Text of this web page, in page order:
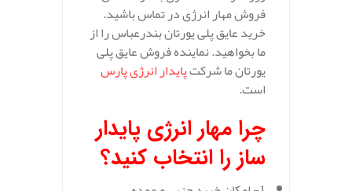
فروش مهار انرژی در تماس باشید.
خرید عایق پلی یورتان بندرعباس را از
ما بخواهید. نماینده فروش عایق پلی
یورتان ما شرکتپایدار انرژی پارس
است.
چرا مهار انرژی پایدار
ساز را انتخاب کنید؟